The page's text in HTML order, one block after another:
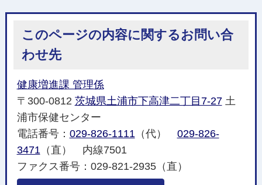
このページの内容に関するお問い合
わせ先
健康増進課 管理係
〒300-0812 茨城県土浦市下高津二丁目7-27土
浦市保健センター
電話番号： 029-826-1111 （代） 029-826-
3471 （直） 内線7501
ファクス番号：029-821-2935（直）